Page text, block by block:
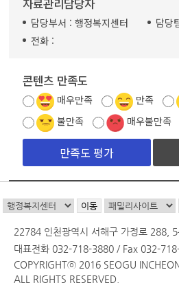
자료관리담당자
담당부서 : 행정복지센터 담당
전화 :
콘텐츠 만족도
매우만족 만족
불만족
매우불만족
22784 인천광역시 서해구 가정로 288,
대표전화 032-718-3880 / Fax 032-
COPYRIGHTⓒ 2016 SEOGU
ALL RIGHTS RESERVED.